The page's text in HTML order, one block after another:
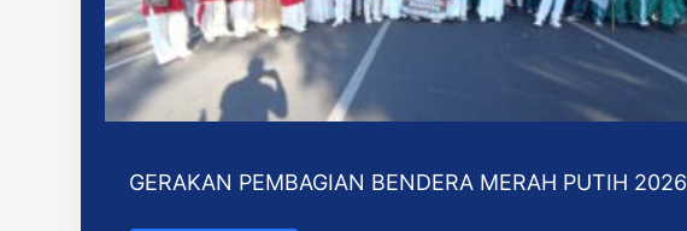
GERAKAN PEMBAGIAN BENDERA MERAH PUTIH 2026